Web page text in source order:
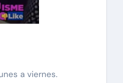
a viernes.